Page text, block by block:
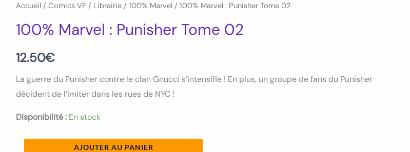
Accueil / Comics VF / Librairie / 100% Marvel / 100% Marvel : Punisher Tome 02
100% Marvel : Punisher Tome 02
12.50€
La guerre du Punisher contre le clan Gnucci s’intensifie ! En plus, un groupe de fans du Punisher
décident de l’imiter dans les rues de NYC !
Disponibilité : En stock
quantité
100%
Marvel
Punisher
Tome
AJOUTER AU PANIER